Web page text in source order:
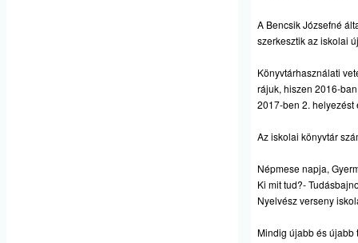
A Bencsik Józsefné
szerkesztik az iskolai
Könyvtárhasználati
rájuk, hiszen 2016-
2017-ben 2. helyezést
Az iskolai könyvtár
Népmese napja,
Ki mit tud?-
Nyelvész verseny
Mindig újabb és újabb